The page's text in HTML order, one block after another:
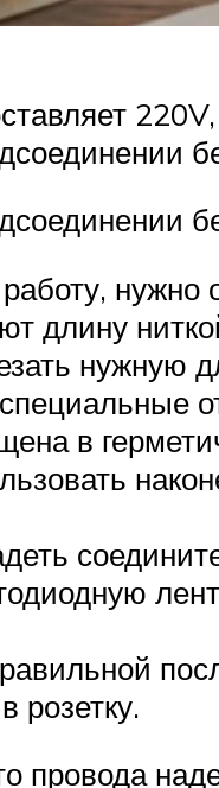
длину
нужную
в
розетку.
провода